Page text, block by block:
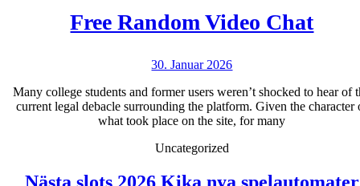
Free Random Video Chat
Free
Random
Video
30. Januar 202630.
2026
Many college students and former users weren’t shocked to hear of
current legal debacle surrounding the platform. Given the character
what took place on the site, for many
Uncategorized